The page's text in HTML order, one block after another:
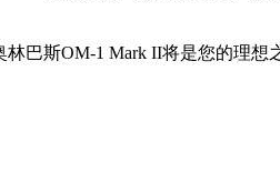
巴斯OM-1 Mark II将是您的理